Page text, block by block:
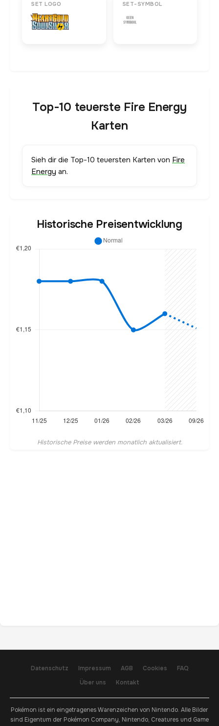
SET LOGO SET-SYMBOL
Top-10 teuerste Fire Energy
Karten
Sieh dir die Top-10 teuersten Karten von Fire
Energy an.
Historische Preisentwicklung
Historische Preise werden monatlich aktualisiert.
Datenschutz Impressum AGB Cookies
FAQ
Über uns
Kontakt
Pokémon ist ein eingetragenes Warenzeichen von Nintendo. Alle Bilder
sind Eigentum der Pokémon Company, Nintendo, Creatures und Game